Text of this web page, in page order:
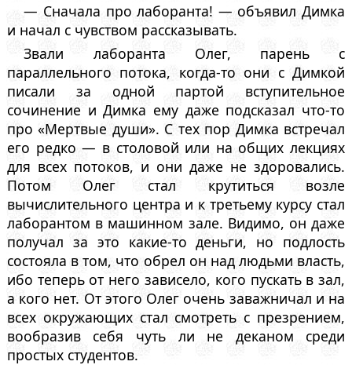
— Сначала про лаборанта! — объявил Димка
и начал с чувством рассказывать.
Звали лаборанта Олег, парень с
параллельного потока, когда-то они с Димкой
писали за одной партой вступительное
сочинение и Димка ему даже подсказал что-то
про «Мертвые души». С тех пор Димка встречал
его редко — в столовой или на общих лекциях
для всех потоков, и они даже не здоровались.
Потом Олег стал крутиться возле
вычислительного центра и к третьему курсу стал
лаборантом в машинном зале. Видимо, он даже
получал за это какие-то деньги, но подлость
состояла в том, что обрел он над людьми власть,
ибо теперь от него зависело, кого пускать в зал,
а кого нет. От этого Олег очень заважничал и на
всех окружающих стал смотреть с презрением,
вообразив себя чуть ли не деканом среди
простых студентов.